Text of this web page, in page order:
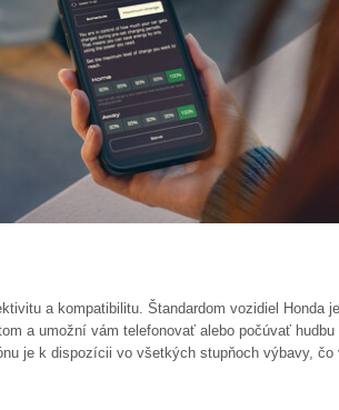
a kompatibilitu. Štandardom vozidiel Honda
a umožní vám telefonovať alebo počúvať
je k dispozícii vo všetkých stupňoch výbavy,